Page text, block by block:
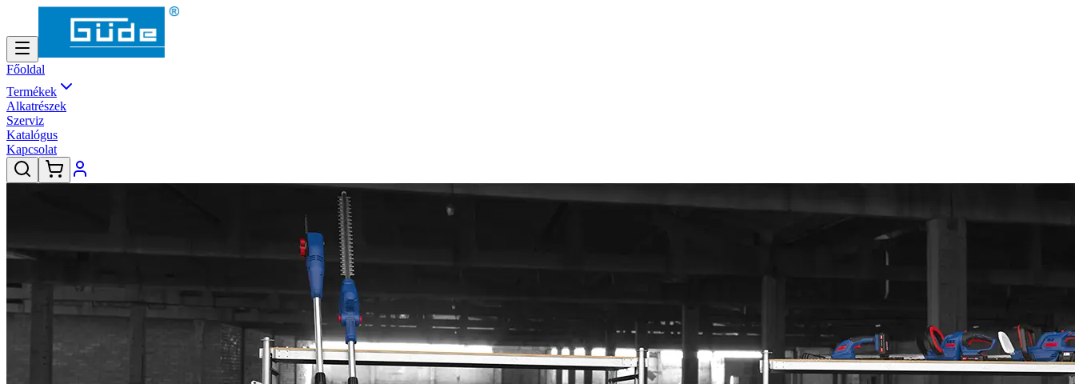
Főoldal
Termékek
Alkatrészek
Szerviz
Katalógus
Kapcsolat